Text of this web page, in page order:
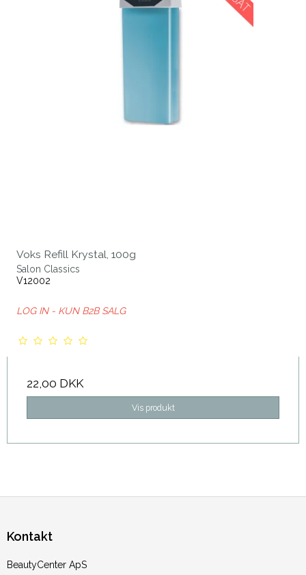
Voks Refill Krystal, 100g
Salon Classics
V12002
LOG IN - KUN B2B SALG
22,00 DKK
Vis produkt
Kontakt
BeautyCenter ApS